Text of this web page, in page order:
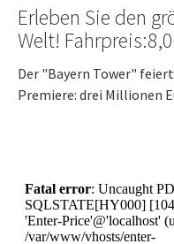
Erleben Sie den
Welt!
Der "Bayern Tower"
Premiere: drei Millionen